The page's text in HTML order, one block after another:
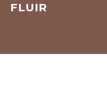
FLUIR